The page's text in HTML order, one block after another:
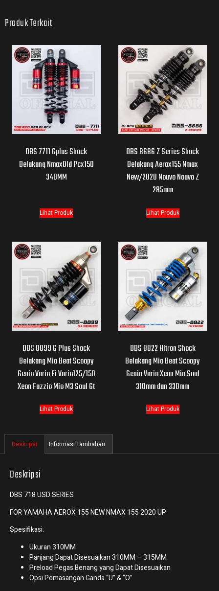
Produk Terkait
DBS 7711 Gplus Shock
Belakang NmaxOld Pcx150
340MM
Lihat Produk
DBS 8686 Z Series Shock
Belakang Aerox155 Nmax
New/2020 Nouvo Nouvo Z
285mm
Lihat Produk
DBS 8899 G Plus Shock
Belakang Mio Beat Scoopy
Genio Vario Fi Vario125/150
Xeon Fazzio Mio M3 Soul Gt
Lihat Produk
DBS 8822 Hitron Shock
Belakang Mio Beat Scoopy
Genio Vario Xeon Mio Soul
310mm dan 330mm
Lihat Produk
Deskripsi Informasi Tambahan
Deskripsi
DBS 718 USD SERIES
FOR YAMAHA AEROX 155 NEW NMAX 155 2020 UP
Spesifikasi:
Ukuran 310MM
Panjang Dapat Disesuaikan 310MM – 315MM
Preload Pegas Benang yang Dapat Disesuaikan
Opsi Pemasangan Ganda “U” & “O”